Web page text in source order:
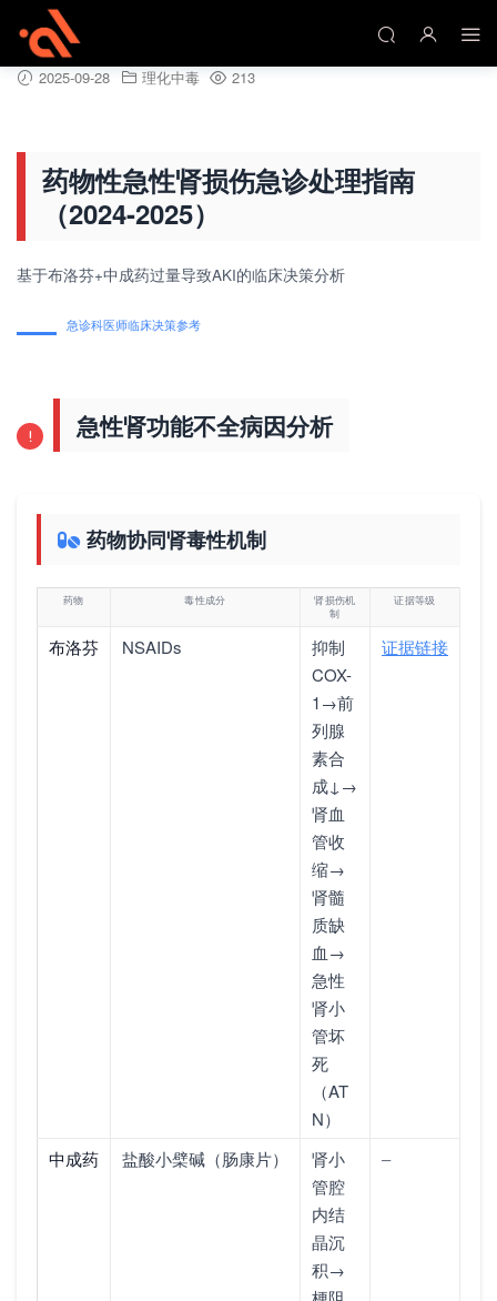
药物性急性肾损伤急诊处理指南（2024-2025）
2025-09-28 理化中毒 213
药物性急性肾损伤急诊处理指南
（2024-2025）
基于布洛芬+中成药过量导致AKI的临床决策分析
急诊科医师临床决策参考
急性肾功能不全病因分析
药物协同肾毒性机制
药物 毒性成分
肾损伤机
制
证据等级
布洛芬 NSAIDs
抑制
COX-
1→前
列腺
素合
成↓→
肾血
管收
缩→
肾髓
质缺
血→
急性
肾小
管坏
死
（AT
N）
证据链接
中成药 盐酸小檗碱（肠康片）
肾小
管腔
内结
晶沉
积→
–